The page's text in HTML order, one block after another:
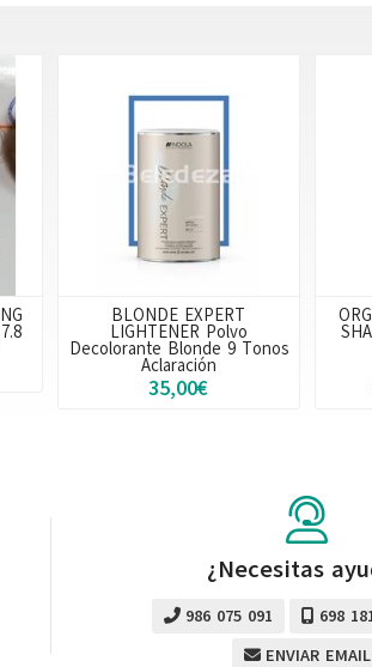
BLONDE EXPERT
LIGHTENER Polvo
Decolorante Blonde 9 Tonos
Aclaración
35,00€
¿Necesitas
986 075 091
698
ENVIAR EMAIL